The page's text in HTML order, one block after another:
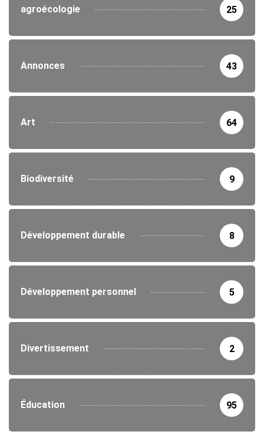
agroécologie 25
Annonces 43
Art 64
Biodiversité 9
Développement durable 8
Développement personnel 5
Divertissement 2
Éducation 95